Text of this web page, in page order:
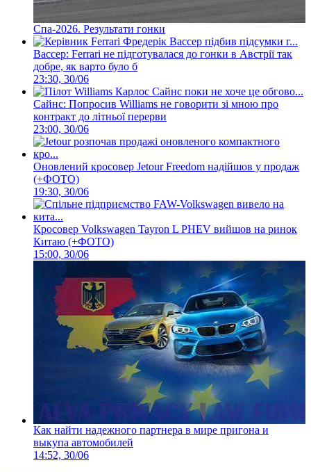
Спа-2026. Результати гонки
Вассер: Ferrari не підготувалася до гонки в Австрії так
добре, як варто було б
23:30, 30/06
Сайнс: Попросив Williams не говорити зі мною про
контракт до літньої перерви
23:00, 30/06
Оновлений кросовер Jetour Freedom надійшов у продаж
(+ФОТО)
19:30, 30/06
Кросовер Volkswagen Tayron L PHEV вийшов на ринок
Китаю (+ФОТО)
15:00, 30/06
Как найти надежного партнера в мире пригона и
выкупа автомобилей
14:52, 30/06